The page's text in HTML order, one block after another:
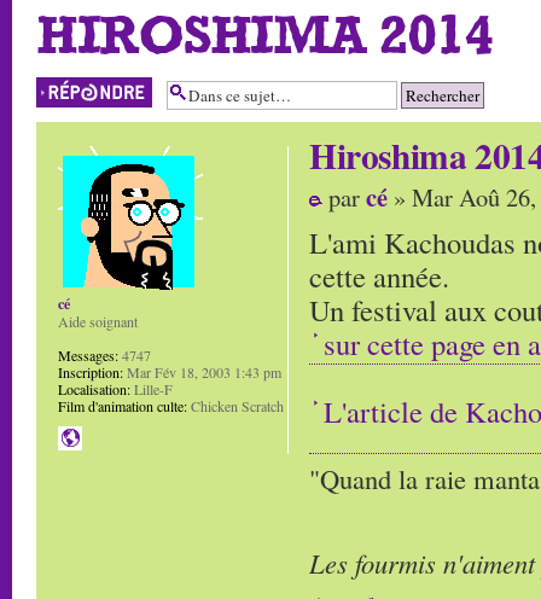
HIROSHIMA 2014
Répondre
Hiroshima
parcé » Mar Aoû
L'ami Kachoudas
cette année.
Un festival aux
sur cette page en
L'article de
"Quand la raie
Les fourmis
cé
Aide soignant
Messages:4747
Inscription:Mar Fév 18, 2003 1:43 pm
Localisation:Lille-F
Film d'animation culte:Chicken Scratch